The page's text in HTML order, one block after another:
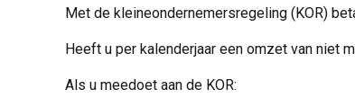
Met de kleineondernemersregeling (KOR)
Heeft u per kalenderjaar een omzet van niet
Als u meedoet aan de KOR: